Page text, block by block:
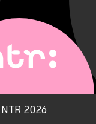
NTR 2026